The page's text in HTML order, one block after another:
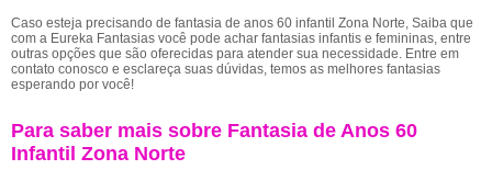
Caso esteja precisando de fantasia de anos 60 infantil Zona Norte, Saiba que
com a Eureka Fantasias você pode achar fantasias infantis e femininas, entre
outras opções que são oferecidas para atender sua necessidade. Entre em
contato conosco e esclareça suas dúvidas, temos as melhores fantasias
esperando por você!
Para saber mais sobre Fantasia de Anos 60
Infantil Zona Norte